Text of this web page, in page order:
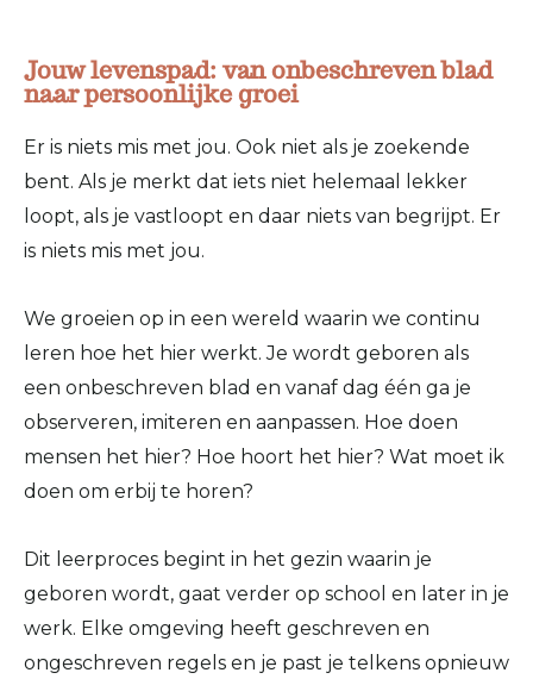
Jouw levenspad: van onbeschreven blad
naar persoonlijke groei
Er is niets mis met jou. Ook niet als je zoekende
bent. Als je merkt dat iets niet helemaal lekker
loopt, als je vastloopt en daar niets van begrijpt. Er
is niets mis met jou.
We groeien op in een wereld waarin we continu
leren hoe het hier werkt. Je wordt geboren als
een onbeschreven blad en vanaf dag één ga je
observeren, imiteren en aanpassen. Hoe doen
mensen het hier? Hoe hoort het hier? Wat moet ik
doen om erbij te horen?
Dit leerproces begint in het gezin waarin je
geboren wordt, gaat verder op school en later in je
werk. Elke omgeving heeft geschreven en
ongeschreven regels en je past je telkens opnieuw